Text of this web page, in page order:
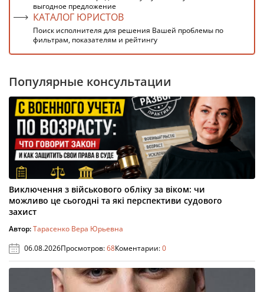
выгодное предложение
КАТАЛОГ ЮРИСТОВ
Поиск исполнителя для решения Вашей проблемы по
фильтрам, показателям и рейтингу
Популярные консультации
Виключення з військового обліку за віком: чи
можливо це сьогодні та які перспективи судового
захист
Автор:Тарасенко Вера Юрьевна
06.08.2026Просмотров:68Коментарии:0